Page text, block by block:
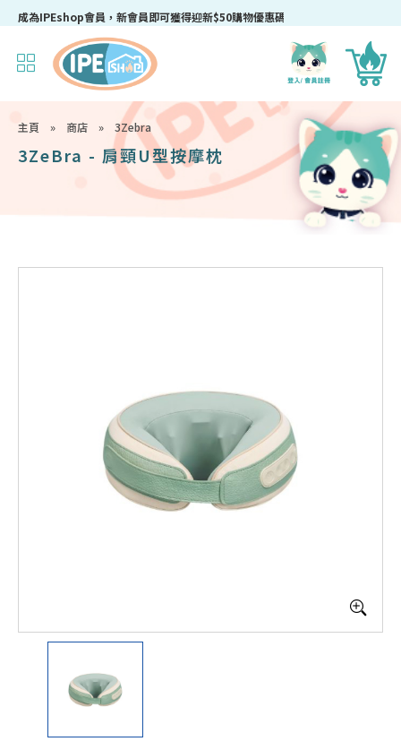
成為IPEshop會員，新會員即可獲得迎新$50購物優惠碼！
主頁 » 商店 » 3Zebra
3ZeBra - 肩頸U型按摩枕